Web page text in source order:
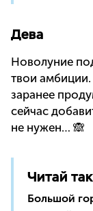
Дева
Новолуние
твои
заранее
сейчас
не нужен… 🙈
Читай
Большой